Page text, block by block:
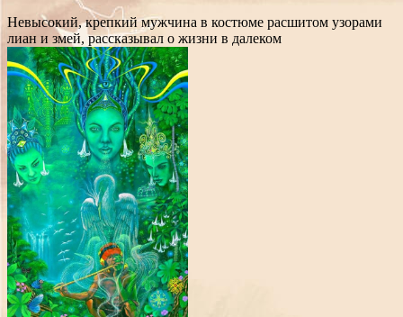
Невысокий, крепкий мужчина в костюме расшитом узорами
лиан и змей, рассказывал о жизни в далеком